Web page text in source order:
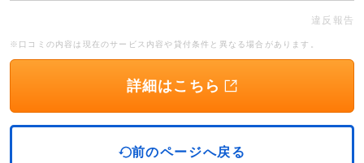
違反報告
※口コミの内容は現在のサービス内容や貸付条件と異なる場合があります。
詳細はこちら
前のページへ戻る